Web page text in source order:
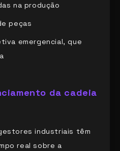
na produção
peças
emergencial, que
da cadeia
industriais têm
real sobre a